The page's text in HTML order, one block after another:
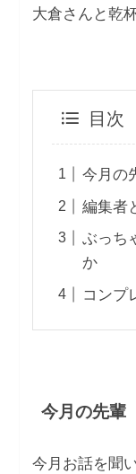
大倉さんと乾
目次
今月の
編集者
ぶっち
か
コンプ
今月の先輩
今月お話を聞